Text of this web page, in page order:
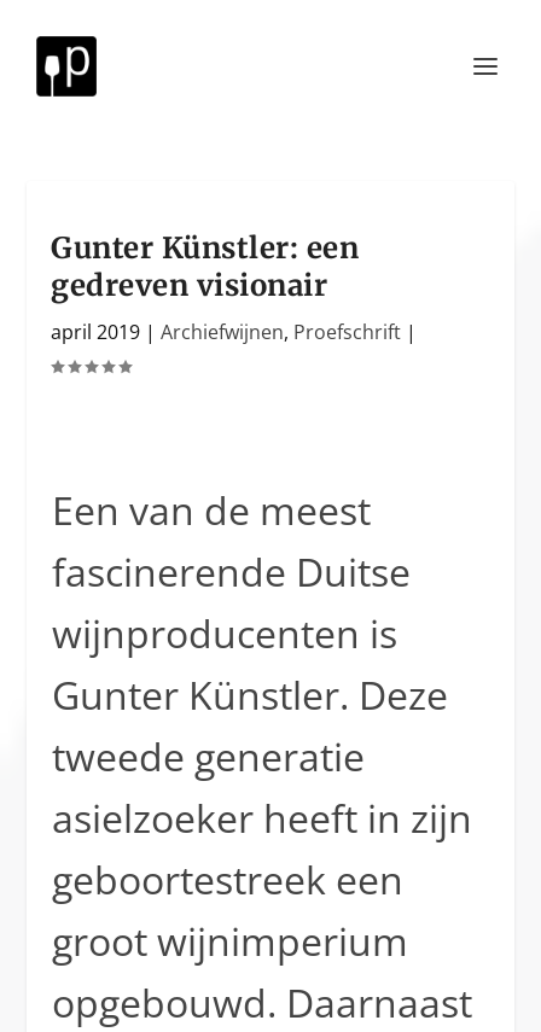
Gunter Künstler: een
gedreven visionair
april 2019 |Archiefwijnen, Proefschrift |
Een van de meest
fascinerende Duitse
wijnproducenten is
Gunter Künstler. Deze
tweede generatie
asielzoeker heeft in zijn
geboortestreek een
groot wijnimperium
opgebouwd. Daarnaast